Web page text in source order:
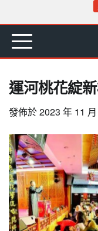
content
首 要 娛
運河桃花綻
發佈於2023 年 11